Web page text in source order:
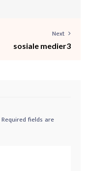
Next
sosiale medier3
Required fields are